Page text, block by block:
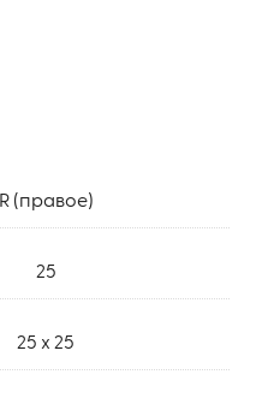
R (правое)
25
25 x 25